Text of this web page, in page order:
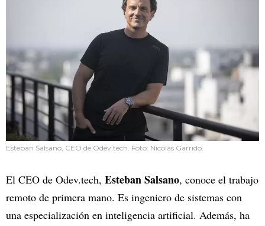
Esteban Salsano, CEO de Odev.tech. Foto: Nicolás Garrido.
El CEO de Odev.tech, Esteban Salsano, conoce el trabajo
remoto de primera mano. Es ingeniero de sistemas con
una especialización en inteligencia artificial. Además, ha